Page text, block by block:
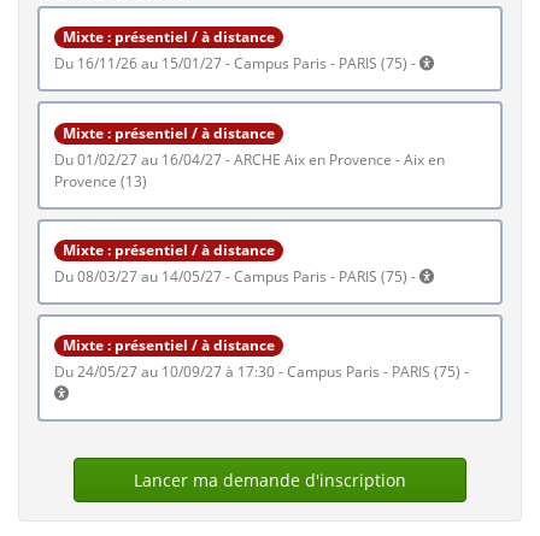
Mixte : présentiel / à distance
du 16/11/26 au 15/01/27 - Campus Paris - PARIS (75) -
Mixte : présentiel / à distance
du 01/02/27 au 16/04/27 - ARCHE Aix en Provence - Aix en
Provence (13)
Mixte : présentiel / à distance
du 08/03/27 au 14/05/27 - Campus Paris - PARIS (75) -
Mixte : présentiel / à distance
du 24/05/27 au 10/09/27 à 17:30 - Campus Paris - PARIS (75) -
Lancer ma demande d'inscription